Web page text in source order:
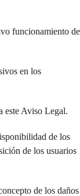
funcionamiento de
en los
este Aviso Legal.
de los
de los usuarios
de los daños